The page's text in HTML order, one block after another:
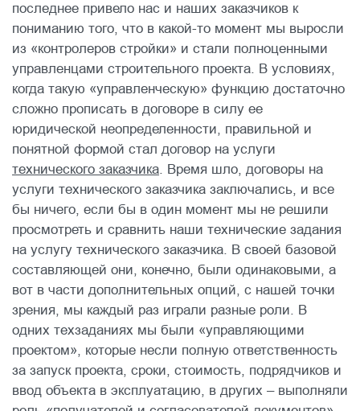
последнее привело нас и наших заказчиков к
пониманию того, что в какой-то момент мы выросли
из «контролеров стройки» и стали полноценными
управленцами строительного проекта. В условиях,
когда такую «управленческую» функцию достаточно
сложно прописать в договоре в силу ее
юридической неопределенности, правильной и
понятной формой стал договор на услуги
технического заказчика . Время шло, договоры на
услуги технического заказчика заключались, и все
бы ничего, если бы в один момент мы не решили
просмотреть и сравнить наши технические задания
на услугу технического заказчика. В своей базовой
составляющей они, конечно, были одинаковыми, а
вот в части дополнительных опций, с нашей точки
зрения, мы каждый раз играли разные роли. В
одних техзаданиях мы были «управляющими
проектом», которые несли полную ответственность
за запуск проекта, сроки, стоимость, подрядчиков и
ввод объекта в эксплуатацию, в других – выполняли